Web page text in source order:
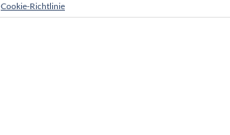
Cookie-Richtlinie